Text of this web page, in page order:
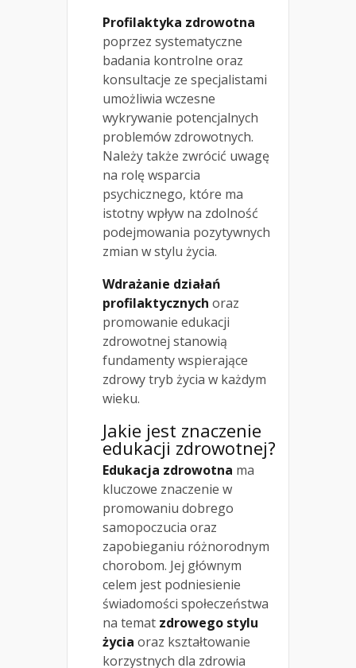
Profilaktyka zdrowotna
poprzez systematyczne
badania kontrolne oraz
konsultacje ze specjalistami
umożliwia wczesne
wykrywanie potencjalnych
problemów zdrowotnych.
Należy także zwrócić uwagę
na rolę wsparcia
psychicznego, które ma
istotny wpływ na zdolność
podejmowania pozytywnych
zmian w stylu życia.
Wdrażanie działań
profilaktycznych oraz
promowanie edukacji
zdrowotnej stanowią
fundamenty wspierające
zdrowy tryb życia w każdym
wieku.
Jakie jest znaczenie
edukacji zdrowotnej?
Edukacja zdrowotna ma
kluczowe znaczenie w
promowaniu dobrego
samopoczucia oraz
zapobieganiu różnorodnym
chorobom. Jej głównym
celem jest podniesienie
świadomości społeczeństwa
na temat zdrowego stylu
życia oraz kształtowanie
korzystnych dla zdrowia